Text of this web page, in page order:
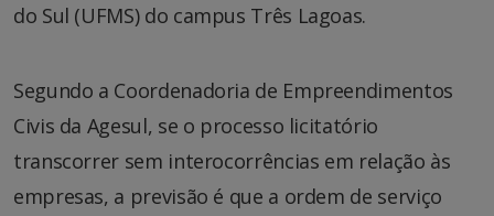
do Sul (UFMS) do campus Três Lagoas.
Segundo a Coordenadoria de Empreendimentos
Civis da Agesul, se o processo licitatório
transcorrer sem interocorrências em relação às
empresas, a previsão é que a ordem de serviço